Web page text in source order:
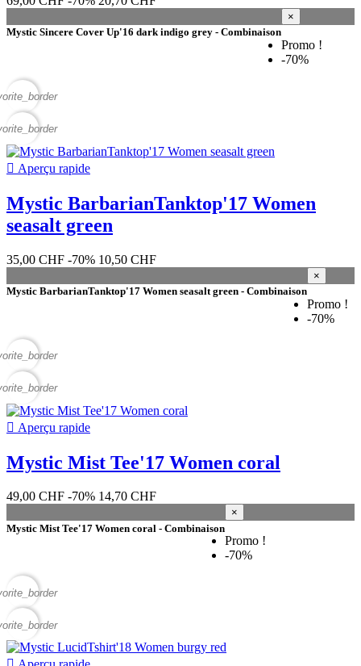
Mystic Sincere Cover Up'16 dark indigo grey - Combinaison
×
Promo !
-70%
 Aperçu rapide
Mystic BarbarianTanktop'17 Women
seasalt green
35,00 CHF -70% 10,50 CHF
Mystic BarbarianTanktop'17 Women seasalt green - Combinaison
×
Promo !
-70%
 Aperçu rapide
Mystic Mist Tee'17 Women coral
49,00 CHF -70% 14,70 CHF
Mystic Mist Tee'17 Women coral - Combinaison
×
Promo !
-70%